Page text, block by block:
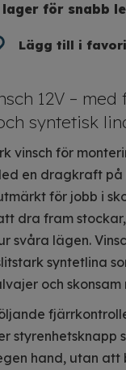
för snabb
Lägg till i
12V –
syntetisk
vinsch för
en dragkraft på
för jobb i
dra fram
svåra lägen.
syntetlina
och skonsam
styrenhetsknapp
hand, utan att